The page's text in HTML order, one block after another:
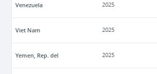
Venezuela 2025
Viet Nam 2025
Yemen, Rep. del 2025